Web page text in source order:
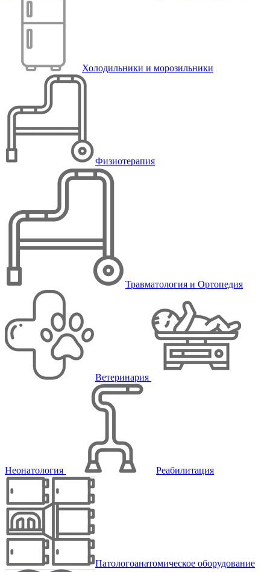
Холодильники и морозильники
Физиотерапия
Травматология и Ортопедия
Ветеринария
Неонатология Реабилитация
Патологоанатомическое оборудование